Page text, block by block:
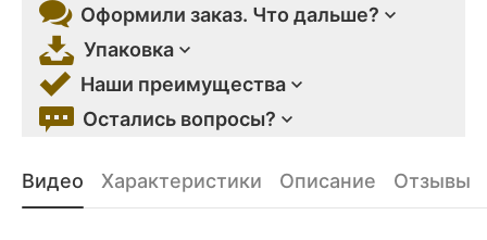
Оформили заказ. Что дальше?
Упаковка
Наши преимущества
Остались вопросы?
Видео Характеристики Описание Отзывы